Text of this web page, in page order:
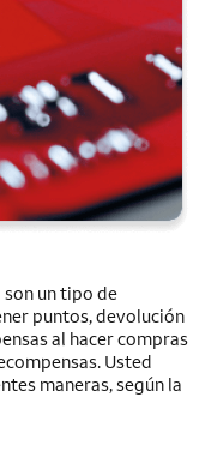
un tipo de
puntos, devolución
al hacer compras
Usted
maneras, según la